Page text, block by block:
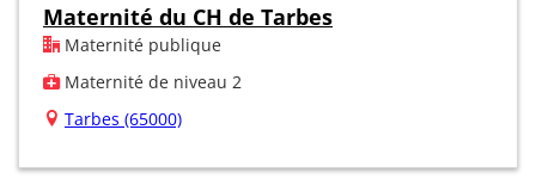
Maternité du CH de Tarbes
Maternité publique
Maternité de niveau 2
Tarbes (65000)